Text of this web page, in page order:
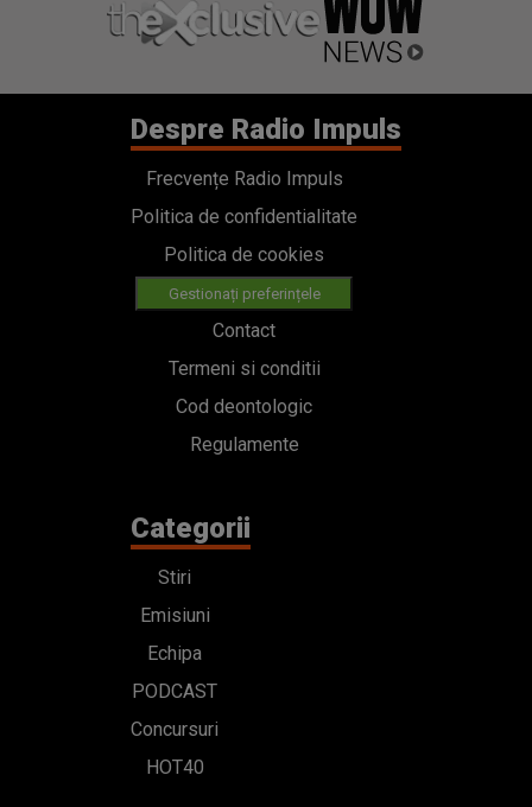
Despre Radio Impuls
Frecvențe Radio Impuls
Politica de confidentialitate
Politica de cookies
Gestionați preferințele
Contact
Termeni si conditii
Cod deontologic
Regulamente
Categorii
Stiri
Emisiuni
Echipa
PODCAST
Concursuri
HOT40